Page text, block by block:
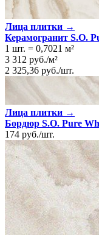
Лица плитки →
Керамогранит S.O.
1 шт. = 0,7021 м²
3 312 руб./м²
2 325,36 руб./шт.
Лица плитки →
Бордюр S.O. Pure
174 руб./шт.